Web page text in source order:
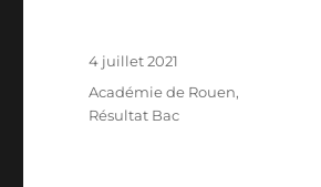
Publié
4 juillet 2021
Catégories
Académie de Rouen,
Résultat Bac